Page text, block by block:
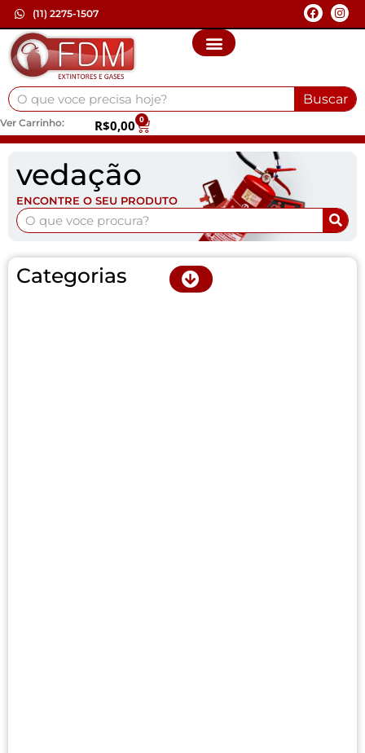
(11) 2275-1507
Buscar
Ver Carrinho: R$0,00 0
vedação
ENCONTRE O SEU PRODUTO
Categorias